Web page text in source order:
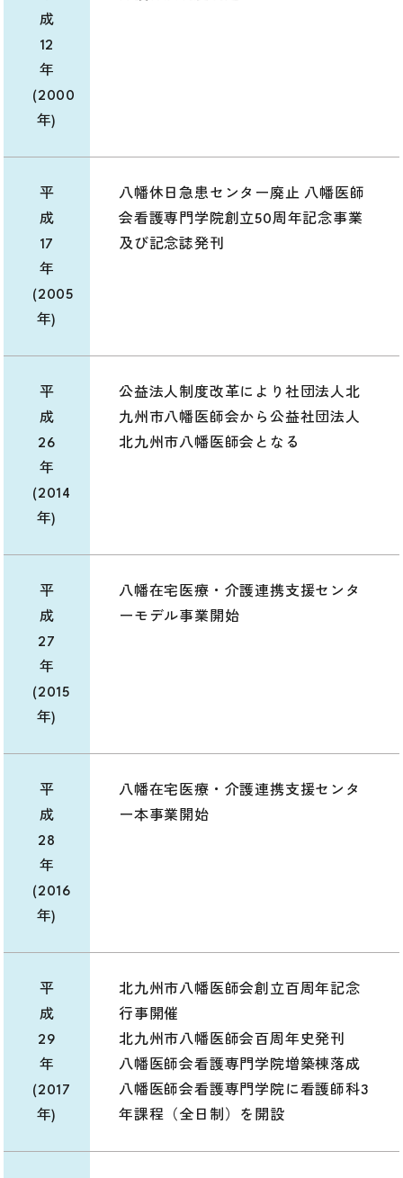
成
12
年
(2000
年)
平
成
17
年
(2005
年)
八幡休日急患センター廃止 八幡医師
会看護専門学院創立50周年記念事業
及び記念誌発刊
平
成
26
年
(2014
年)
公益法人制度改革により社団法人北
九州市八幡医師会から公益社団法人
北九州市八幡医師会となる
平
成
27
年
(2015
年)
八幡在宅医療・介護連携支援センタ
ーモデル事業開始
平
成
28
年
(2016
年)
八幡在宅医療・介護連携支援センタ
ー本事業開始
平
成
29
年
(2017
年)
北九州市八幡医師会創立百周年記念
行事開催
北九州市八幡医師会百周年史発刊
八幡医師会看護専門学院増築棟落成
八幡医師会看護専門学院に看護師科3
年課程（全日制）を開設